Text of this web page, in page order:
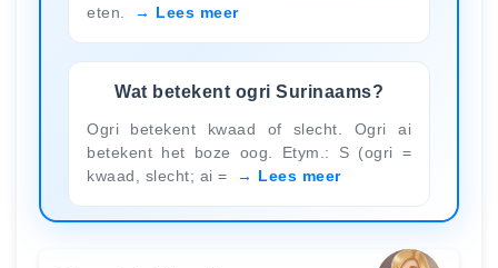
eten.
Lees meer
Wat betekent ogri Surinaams?
Ogri betekent kwaad of slecht. Ogri ai
betekent het boze oog. Etym.: S (ogri =
kwaad, slecht; ai =
Lees meer